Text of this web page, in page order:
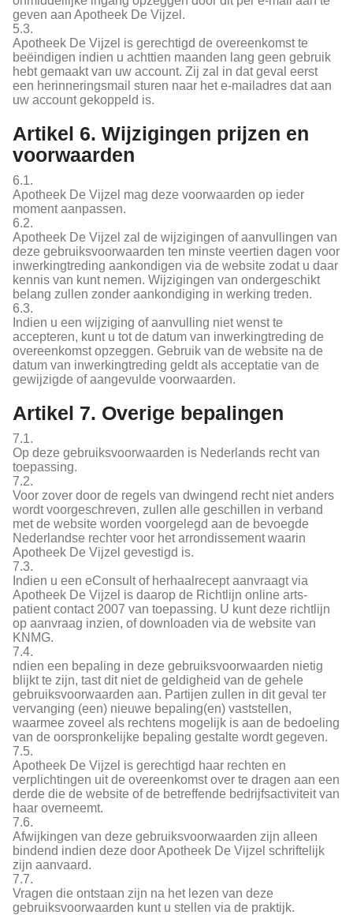
geven aan Apotheek De Vijzel.
5.3.
Apotheek De Vijzel is gerechtigd de overeenkomst te
beëindigen indien u achttien maanden lang geen gebruik
hebt gemaakt van uw account. Zij zal in dat geval eerst
een herinneringsmail sturen naar het e-mailadres dat aan
uw account gekoppeld is.
Artikel 6. Wijzigingen prijzen en
voorwaarden
6.1.
Apotheek De Vijzel mag deze voorwaarden op ieder
moment aanpassen.
6.2.
Apotheek De Vijzel zal de wijzigingen of aanvullingen van
deze gebruiksvoorwaarden ten minste veertien dagen voor
inwerkingtreding aankondigen via de website zodat u daar
kennis van kunt nemen. Wijzigingen van ondergeschikt
belang zullen zonder aankondiging in werking treden.
6.3.
Indien u een wijziging of aanvulling niet wenst te
accepteren, kunt u tot de datum van inwerkingtreding de
overeenkomst opzeggen. Gebruik van de website na de
datum van inwerkingtreding geldt als acceptatie van de
gewijzigde of aangevulde voorwaarden.
Artikel 7. Overige bepalingen
7.1.
Op deze gebruiksvoorwaarden is Nederlands recht van
toepassing.
7.2.
Voor zover door de regels van dwingend recht niet anders
wordt voorgeschreven, zullen alle geschillen in verband
met de website worden voorgelegd aan de bevoegde
Nederlandse rechter voor het arrondissement waarin
Apotheek De Vijzel gevestigd is.
7.3.
Indien u een eConsult of herhaalrecept aanvraagt via
Apotheek De Vijzel is daarop de Richtlijn online arts-
patient contact 2007 van toepassing. U kunt deze richtlijn
op aanvraag inzien, of downloaden via de website van
KNMG.
7.4.
ndien een bepaling in deze gebruiksvoorwaarden nietig
blijkt te zijn, tast dit niet de geldigheid van de gehele
gebruiksvoorwaarden aan. Partijen zullen in dit geval ter
vervanging (een) nieuwe bepaling(en) vaststellen,
waarmee zoveel als rechtens mogelijk is aan de bedoeling
van de oorspronkelijke bepaling gestalte wordt gegeven.
7.5.
Apotheek De Vijzel is gerechtigd haar rechten en
verplichtingen uit de overeenkomst over te dragen aan een
derde die de website of de betreffende bedrijfsactiviteit van
haar overneemt.
7.6.
Afwijkingen van deze gebruiksvoorwaarden zijn alleen
bindend indien deze door Apotheek De Vijzel schriftelijk
zijn aanvaard.
7.7.
Vragen die ontstaan zijn na het lezen van deze
gebruiksvoorwaarden kunt u stellen via de praktijk.